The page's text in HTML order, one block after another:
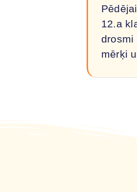
12.a
mērķi